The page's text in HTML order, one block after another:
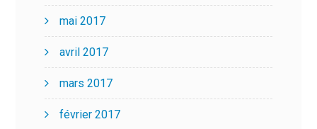
mai 2017
avril 2017
mars 2017
février 2017